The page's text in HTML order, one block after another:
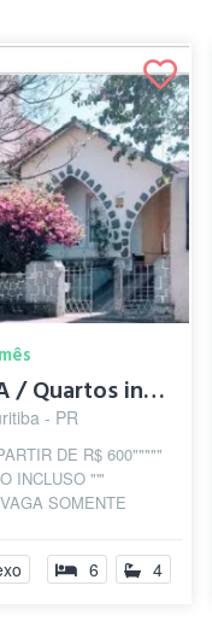
#REPÚBLICA / Quartos individuais
- PR
DE R$ 600"""""
INCLUSO "'"
SOMENTE
>>>>>>> 18...
6 4